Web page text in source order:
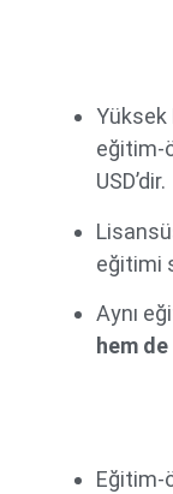
Yüksek
eğitim-
USD’dir.
eğitimi
Aynı
hem
Eğitim-